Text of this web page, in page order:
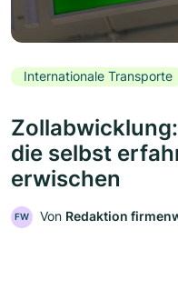
Internationale Transporte
die selbst
erwischen
FW Von Redaktion